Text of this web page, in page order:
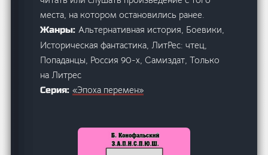
места, на котором остановились ранее.
Жанры:Альтернативная история, Боевики,
Историческая фантастика, ЛитРес: чтец,
Попаданцы, Россия 90-х, Самиздат, Только
на Литрес
Серия:«Эпоха перемен»